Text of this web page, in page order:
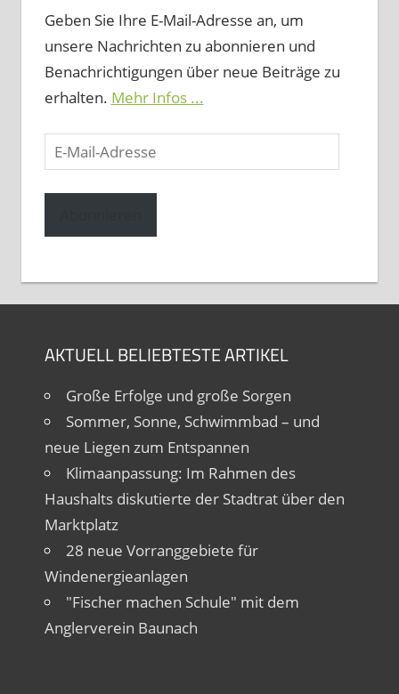
Geben Sie Ihre E-Mail-Adresse an, um
unsere Nachrichten zu abonnieren und
Benachrichtigungen über neue Beiträge zu
erhalten. Mehr Infos ...
E-
Mail-
Adresse
AKTUELL BELIEBTESTE ARTIKEL
Große Erfolge und große Sorgen
Sommer, Sonne, Schwimmbad – und
neue Liegen zum Entspannen
Klimaanpassung: Im Rahmen des
Haushalts diskutierte der Stadtrat über den
Marktplatz
28 neue Vorranggebiete für
Windenergieanlagen
"Fischer machen Schule" mit dem
Anglerverein Baunach